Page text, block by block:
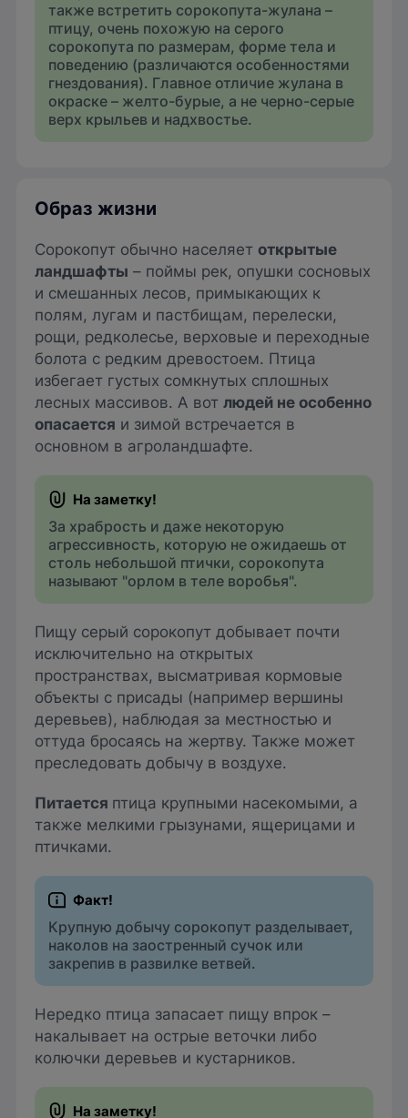
также встретить сорокопута-жулана –
птицу, очень похожую на серого
сорокопута по размерам, форме тела и
поведению (различаются особенностями
гнездования). Главное отличие жулана в
окраске – желто-бурые, а не черно-серые
верх крыльев и надхвостье.
Образ жизни
Сорокопут обычно населяет открытые
ландшафты – поймы рек, опушки сосновых
и смешанных лесов, примыкающих к
полям, лугам и пастбищам, перелески,
рощи, редколесье, верховые и переходные
болота с редким древостоем. Птица
избегает густых сомкнутых сплошных
лесных массивов. А вот людей не особенно
опасается и зимой встречается в
основном в агроландшафте.
За храбрость и даже некоторую
агрессивность, которую не ожидаешь от
столь небольшой птички, сорокопута
называют "орлом в теле воробья".
Пищу серый сорокопут добывает почти
исключительно на открытых
пространствах, высматривая кормовые
объекты с присады (например вершины
деревьев), наблюдая за местностью и
оттуда бросаясь на жертву. Также может
преследовать добычу в воздухе.
Питается птица крупными насекомыми, а
также мелкими грызунами, ящерицами и
птичками.
Крупную добычу сорокопут разделывает,
наколов на заостренный сучок или
закрепив в развилке ветвей.
Нередко птица запасает пищу впрок –
накалывает на острые веточки либо
колючки деревьев и кустарников.